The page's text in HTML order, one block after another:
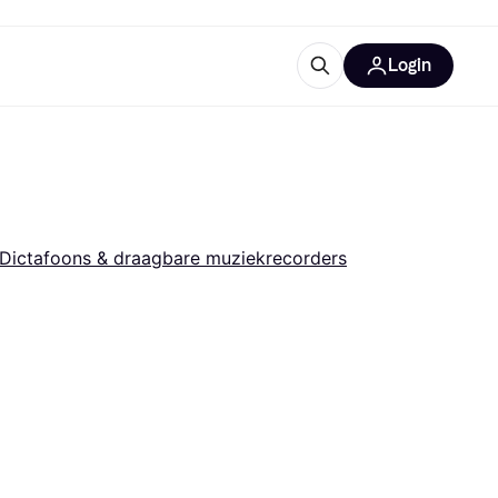
Login
Dictafoons & draagbare muziekrecorders